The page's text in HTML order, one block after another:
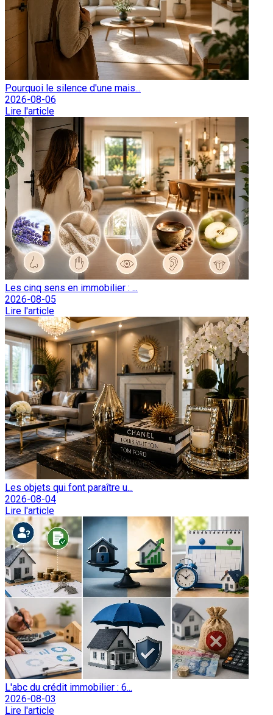
Pourquoi le silence d'une mais...
2026-08-06
Lire l'article
Les cinq sens en immobilier : ...
2026-08-05
Lire l'article
Les objets qui font paraître u...
2026-08-04
Lire l'article
L'abc du crédit immobilier : 6...
2026-08-03
Lire l'article